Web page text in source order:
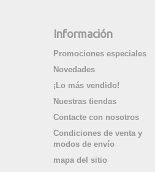
Información
Promociones especiales
Novedades
¡Lo más vendido!
Nuestras tiendas
Contacte con nosotros
Condiciones de venta y
modos de envío
mapa del sitio